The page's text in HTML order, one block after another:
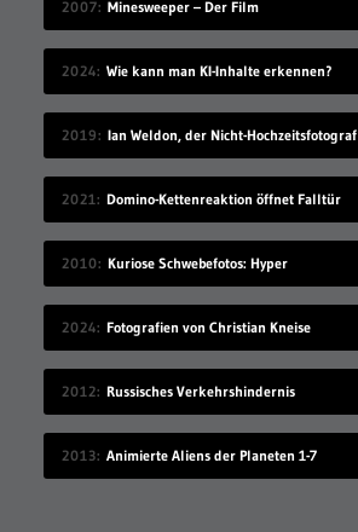
2007 Minesweeper – Der Film
2024 Wie kann man KI-Inhalte erkennen?
2019 Ian Weldon, der Nicht-Hochzeitsfotograf
2021 Domino-Kettenreaktion öffnet Falltür
2010 Kuriose Schwebefotos: Hyper
2024 Fotografien von Christian Kneise
2012 Russisches Verkehrshindernis
2013 Animierte Aliens der Planeten 1-7